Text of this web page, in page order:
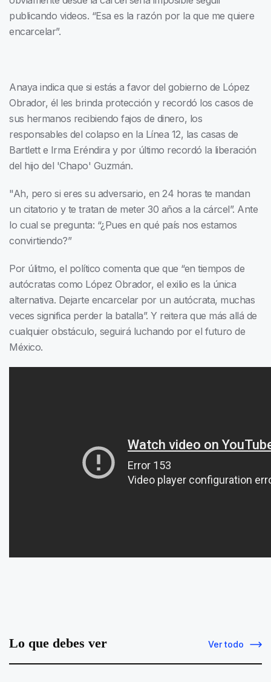
publicando videos. “Esa es la razón por la que me quiere
encarcelar”.
Anaya indica que si estás a favor del gobierno de López
Obrador, él les brinda protección y recordó los casos de
sus hermanos recibiendo fajos de dinero, los
responsables del colapso en la Línea 12, las casas de
Bartlett e Irma Eréndira y por último recordó la liberación
del hijo del 'Chapo' Guzmán.
"Ah, pero si eres su adversario, en 24 horas te mandan
un citatorio y te tratan de meter 30 años a la cárcel”. Ante
lo cual se pregunta: “¿Pues en qué país nos estamos
convirtiendo?”
Por úlitmo, el político comenta que que “en tiempos de
autócratas como López Obrador, el exilio es la única
alternativa. Dejarte encarcelar por un autócrata, muchas
veces significa perder la batalla”. Y reitera que más allá de
cualquier obstáculo, seguirá luchando por el futuro de
México.
Lo que debes ver Ver todo